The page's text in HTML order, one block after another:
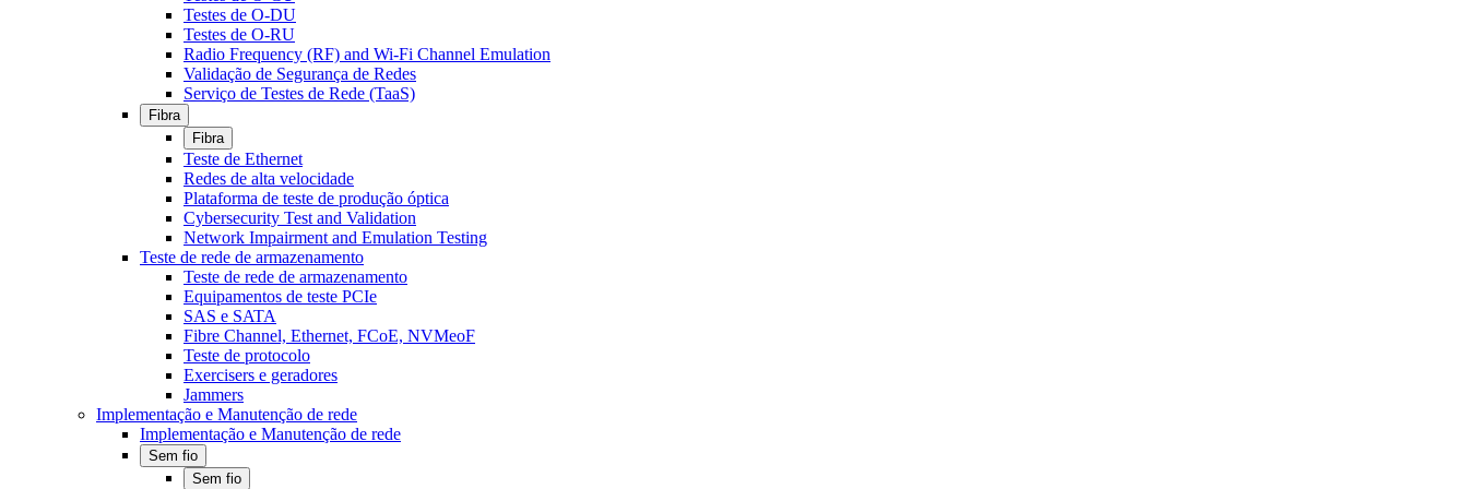
Testes de O-DU
Testes de O-RU
Radio Frequency (RF) and Wi-Fi Channel Emulation
Validação de Segurança de Redes
Serviço de Testes de Rede (TaaS)
Fibra
Fibra
Teste de Ethernet
Redes de alta velocidade
Plataforma de teste de produção óptica
Cybersecurity Test and Validation
Network Impairment and Emulation Testing
Teste de rede de armazenamento
Teste de rede de armazenamento
Equipamentos de teste PCIe
SAS e SATA
Fibre Channel, Ethernet, FCoE, NVMeoF
Teste de protocolo
Exercisers e geradores
Jammers
Implementação e Manutenção de rede
Implementação e Manutenção de rede
Sem fio
Sem fio